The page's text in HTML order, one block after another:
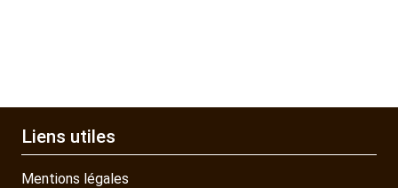
Liens utiles
Mentions légales